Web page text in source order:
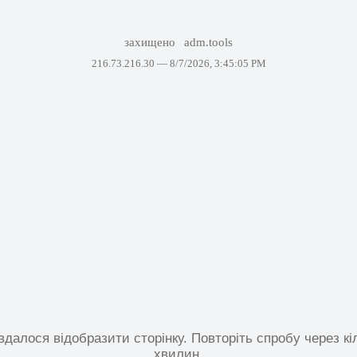
захищено adm.tools
216.73.216.30 — 8/7/2026, 3:45:05 PM
відобразити сторінку. Повторіть спробу через